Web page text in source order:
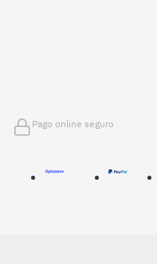
Pago online seguro